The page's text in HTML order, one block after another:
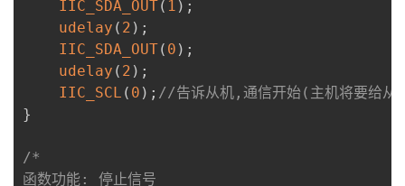
IIC_SDA_OUT( 1 ) ;
udelay ( 2 ) ;
IIC_SDA_OUT( 0 ) ;
udelay ( 2 ) ;
IIC_SCL ( 0 ) ; //告诉从机,通信开始(主机将要给从
}
/*
函数功能: 停止信号